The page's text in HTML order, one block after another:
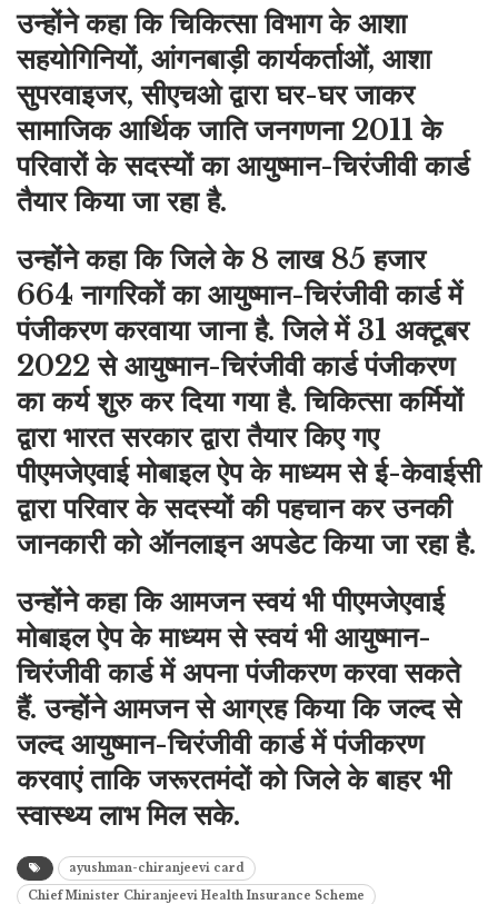
उन्होंने कहा कि चिकित्सा विभाग के आशा
सहयोगिनियों, आंगनबाड़ी कार्यकर्ताओं, आशा
सुपरवाइजर, सीएचओ द्वारा घर-घर जाकर
सामाजिक आर्थिक जाति जनगणना 2011 के
परिवारों के सदस्यों का आयुष्मान-चिरंजीवी कार्ड
तैयार किया जा रहा है.
उन्होंने कहा कि जिले के 8 लाख 85 हजार
664 नागरिकों का आयुष्मान-चिरंजीवी कार्ड में
पंजीकरण करवाया जाना है. जिले में 31 अक्टूबर
2022 से आयुष्मान-चिरंजीवी कार्ड पंजीकरण
का कर्य शुरु कर दिया गया है. चिकित्सा कर्मियों
द्वारा भारत सरकार द्वारा तैयार किए गए
पीएमजेएवाई मोबाइल ऐप के माध्यम से ई-केवाईसी
द्वारा परिवार के सदस्यों की पहचान कर उनकी
जानकारी को ऑनलाइन अपडेट किया जा रहा है.
उन्होंने कहा कि आमजन स्वयं भी पीएमजेएवाई
मोबाइल ऐप के माध्यम से स्वयं भी आयुष्मान-
चिरंजीवी कार्ड में अपना पंजीकरण करवा सकते
हैं. उन्होंने आमजन से आग्रह किया कि जल्द से
जल्द आयुष्मान-चिरंजीवी कार्ड में पंजीकरण
करवाएं ताकि जरूरतमंदों को जिले के बाहर भी
स्वास्थ्य लाभ मिल सके.
ayushman-chiranjeevi card
Chief Minister Chiranjeevi Health Insurance Scheme